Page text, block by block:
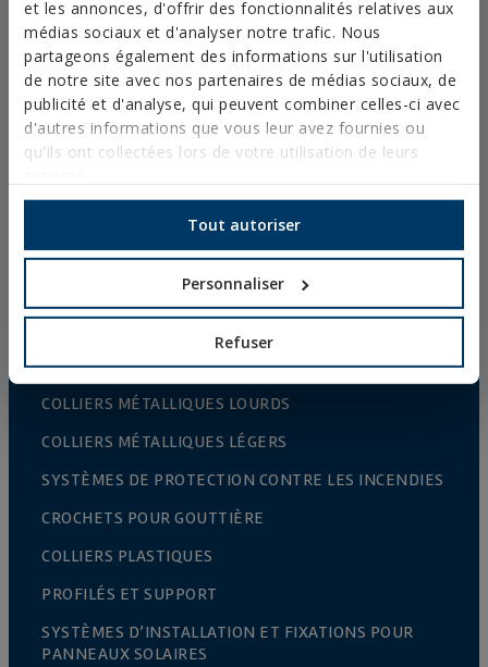
et les annonces, d'offrir des fonctionnalités relatives aux
médias sociaux et d'analyser notre trafic. Nous
partageons également des informations sur l'utilisation
de notre site avec nos partenaires de médias sociaux, de
publicité et d'analyse, qui peuvent combiner celles-ci avec
d'autres informations que vous leur avez fournies ou
qu'ils ont collectées lors de votre utilisation de leurs
Tout autoriser
Personnaliser
Refuser
FIXATIONS ET ACCESSOIRES POUR PLAQUES DE
PLÂTRE
FIXATION DIRECTE
VIS POUR TOITURES ET FAÇADES
POINTES, PITONS ET CROCHETS
CONNECTEURS POUR BOIS
FORETS, EMBOUTS ET ACCESSOIRES
COLLIERS MÉTALLIQUES LOURDS
COLLIERS MÉTALLIQUES LÉGERS
SYSTÈMES DE PROTECTION CONTRE LES INCENDIES
CROCHETS POUR GOUTTIÈRE
COLLIERS PLASTIQUES
PROFILÉS ET SUPPORT
SYSTÈMES D’INSTALLATION ET FIXATIONS POUR
PANNEAUX SOLAIRES